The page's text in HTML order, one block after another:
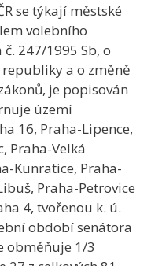
se týkají městské
volebního
247/1995 Sb, o
a o změně
je popisován
území
16, Praha-Lipence,
Praha-Velká
Kunratice, Praha-
Praha-Petrovice
4, tvořenou k. ú.
období senátora
obměňuje 1/3